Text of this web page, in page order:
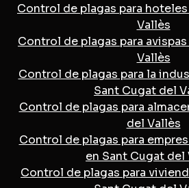
Control de plagas para
Vallès
Control de plagas para
Vallès
Control de plagas para la
Sant Cugat del
Control de plagas para
del Vallès
Control de plagas para
en Sant Cugat del
Control de plagas para